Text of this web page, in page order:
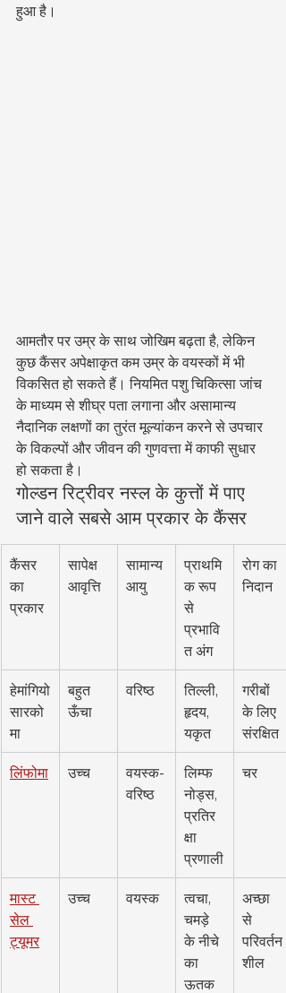
हुआ है।
आमतौर पर उम्र के साथ जोखिम बढ़ता है, लेकिन
कुछ कैंसर अपेक्षाकृत कम उम्र के वयस्कों में भी
विकसित हो सकते हैं। नियमित पशु चिकित्सा जांच
के माध्यम से शीघ्र पता लगाना और असामान्य
नैदानिक लक्षणों का तुरंत मूल्यांकन करने से उपचार
के विकल्पों और जीवन की गुणवत्ता में काफी सुधार
हो सकता है।
गोल्डन रिट्रीवर नस्ल के कुत्तों में पाए
जाने वाले सबसे आम प्रकार के कैंसर
कैंसर
का
प्रकार
सापेक्ष
आवृत्ति
सामान्य
आयु
प्राथमि
क रूप
से
प्रभावि
त अंग
रोग का
निदान
हेमांगियो
सारको
मा
बहुत
ऊँचा
वरिष्ठ
तिल्ली,
हृदय,
यकृत
गरीबों
के लिए
संरक्षित
लिंफोमा उच्च
वयस्क-
वरिष्ठ
लिम्फ
नोड्स,
प्रतिर
क्षा
प्रणाली
चर
मास्ट
सेल
ट्यूमर
उच्च वयस्क
त्वचा,
चमड़े
के नीचे
का
ऊतक
अच्छा
से
परिवर्तन
शील